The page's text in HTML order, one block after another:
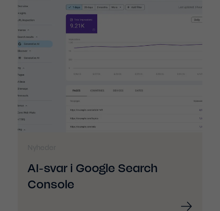
AI-svar i Google Search
Console